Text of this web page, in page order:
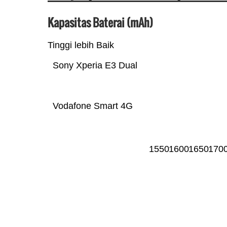
Kapasitas Baterai (mAh)
Tinggi lebih Baik
Vodafone Smart 4G
Sony Xperia E3 Dual
155016001650